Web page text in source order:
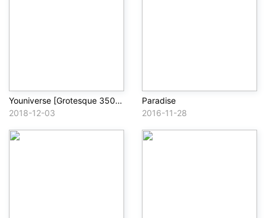
Youniverse [Grotesque 350 Anthem]
2018-12-03
Paradise
2016-11-28